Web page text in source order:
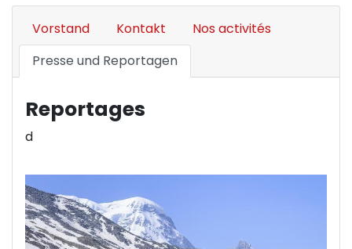
Vorstand Kontakt
Nos activités
Presse und Reportagen
Reportages
d